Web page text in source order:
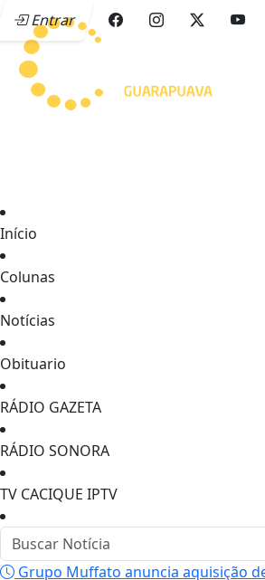
Entrar
Início
Colunas
Notícias
Obituario
RÁDIO GAZETA
RÁDIO SONORA
TV CACIQUE IPTV
Grupo Muffato anuncia aquisição